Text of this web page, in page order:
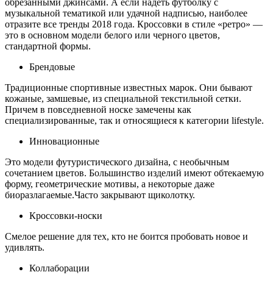
обрезанными джинсами. А если надеть футболку с
музыкальной тематикой или удачной надписью, наиболее
отразите все тренды 2018 года. Кроссовки в стиле «ретро» —
это в основном модели белого или черного цветов,
стандартной формы.
Брендовые
Традиционные спортивные известных марок. Они бывают
кожаные, замшевые, из специальной текстильной сетки.
Причем в повседневной носке замечены как
специализированные, так и относящиеся к категории lifestyle.
Инновационные
Это модели футуристического дизайна, с необычным
сочетанием цветов. Большинство изделий имеют обтекаемую
форму, геометрические мотивы, а некоторые даже
биоразлагаемые.Часто закрывают щиколотку.
Кроссовки-носки
Смелое решение для тех, кто не боится пробовать новое и
удивлять.
Коллаборации